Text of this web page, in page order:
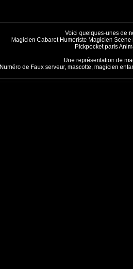
Voici quelques-unes de
Magicien Cabaret Humoriste Magicien Scene
Pickpocket paris
Une représentation de
Numéro de Faux serveur, mascotte, magicien